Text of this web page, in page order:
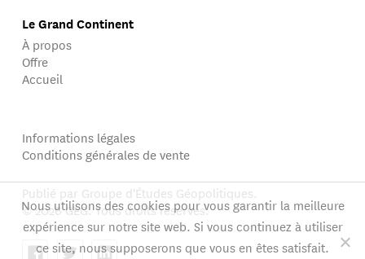
Le Grand Continent
À propos
Offre
Accueil
Informations légales
Conditions générales de vente
Publié par Groupe d'Études Géopolitiques.
© 2026 GEG. Tous droits réservés.
Nous utilisons des cookies pour vous garantir la meilleure
expérience sur notre site web. Si vous continuez à utiliser
ce site, nous supposerons que vous en êtes satisfait.